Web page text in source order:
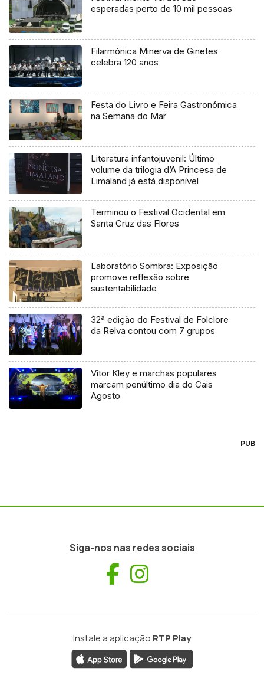
esperadas perto de 10 mil pessoas
Filarmónica Minerva de Ginetes
celebra 120 anos
Festa do Livro e Feira Gastronómica
na Semana do Mar
Literatura infantojuvenil: Último
volume da trilogia d’A Princesa de
Limaland já está disponível
Terminou o Festival Ocidental em
Santa Cruz das Flores
Laboratório Sombra: Exposição
promove reflexão sobre
sustentabilidade
32ª edição do Festival de Folclore
da Relva contou com 7 grupos
Vitor Kley e marchas populares
marcam penúltimo dia do Cais
Agosto
PUB
Siga-nos nas redes sociais
Facebook
Instale a aplicação RTP Play